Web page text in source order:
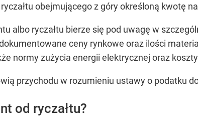
obejmującego z góry określoną kwotę
albo ryczałtu bierze się pod uwagę w
ceny rynkowe oraz ilości
normy zużycia energii elektrycznej oraz
przychodu w rozumieniu ustawy o podatku
od ryczałtu?